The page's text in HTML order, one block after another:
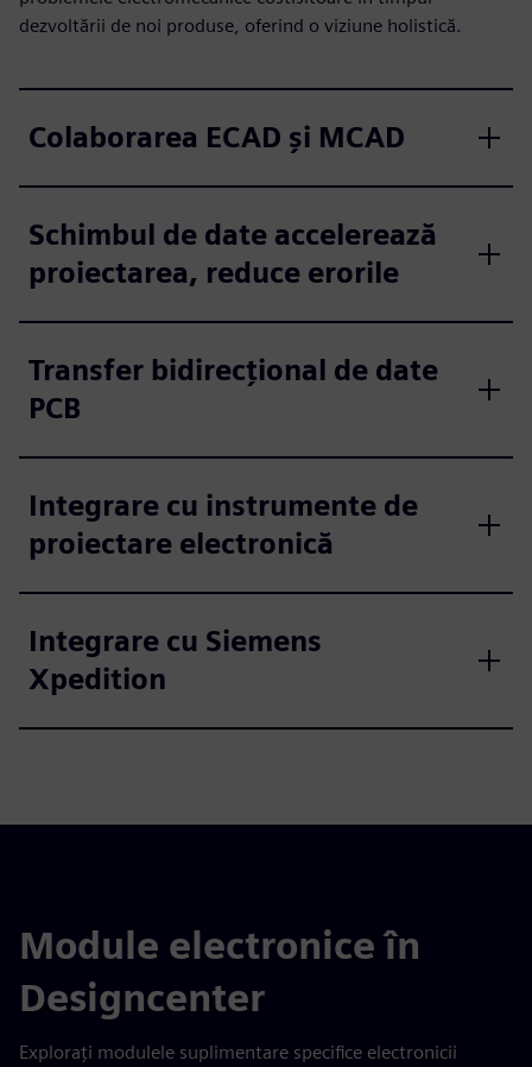
dezvoltării de noi produse, oferind o viziune holistică.
Colaborarea ECAD și MCAD
Schimbul de date accelerează
proiectarea, reduce erorile
Transfer bidirecțional de date
PCB
Integrare cu instrumente de
proiectare electronică
Integrare cu Siemens
Xpedition
Module electronice în
Designcenter
Explorați modulele suplimentare specifice electronicii